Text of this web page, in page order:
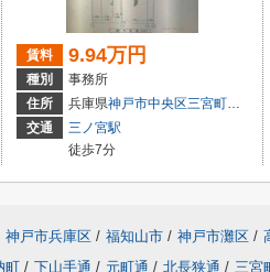
9-3
賃料 9.94万円
種別
事務所
住所
兵庫県神戸市中央区三宮町 １丁目
交通
三ノ宮駅
徒歩7分
神戸市兵庫区 / 福知山市 / 神戸市灘区 /
町 / 下山手通 / 元町通 / 北長狭通 / 三宮